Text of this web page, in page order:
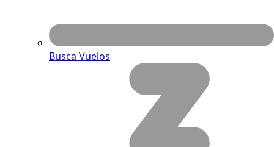
Busca Vuelos